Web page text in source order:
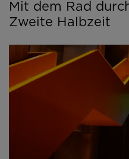
Mit dem Rad
Zweite Halbzeit